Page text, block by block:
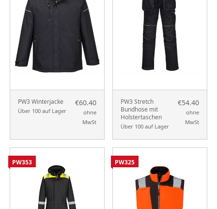
PW3 Winterjacke
Über 100 auf Lager
€60.40
ohne
MwSt
PW3 Stretch
Bundhose mit
Holstertaschen
Über 100 auf Lager
€54.40
ohne
MwSt
PW353 PW325